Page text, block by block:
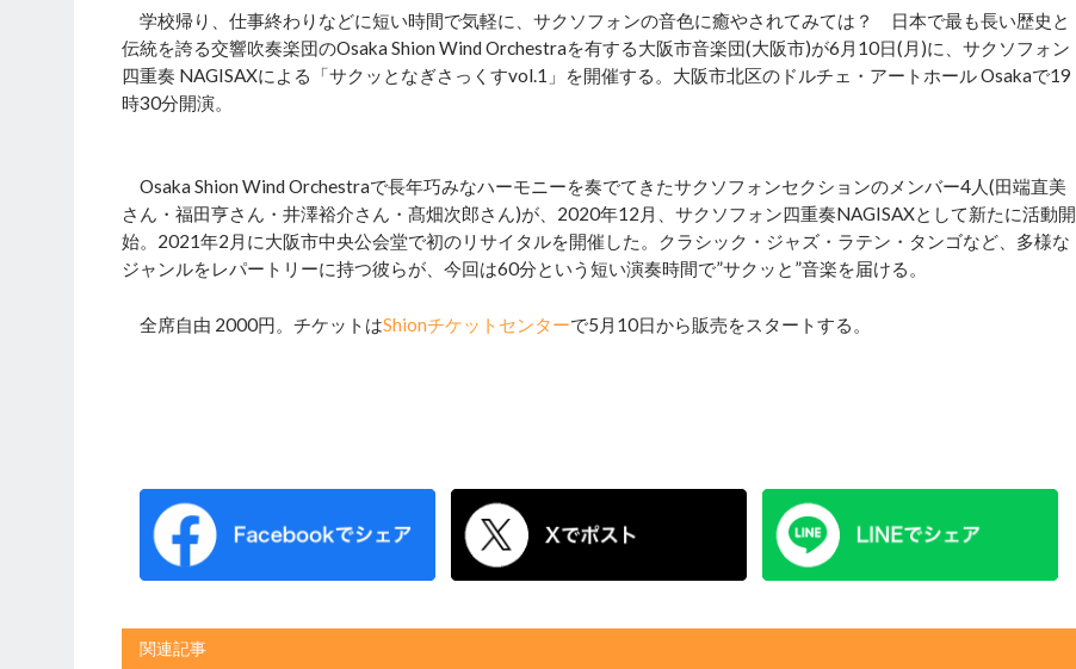
学校帰り、仕事終わりなどに短い時間で気軽に、サクソフォンの音色に癒やされてみては？ 日本で最も長い歴史と
伝統を誇る交響吹奏楽団のOsaka Shion Wind Orchestraを有する大阪市音楽団(大阪市)が6月10日(月)に、サクソフォン
四重奏 NAGISAXによる「サクッとなぎさっくすvol.1」を開催する。大阪市北区のドルチェ・アートホール Osakaで19
時30分開演。
Osaka Shion Wind Orchestraで長年巧みなハーモニーを奏でてきたサクソフォンセクションのメンバー4人(田端直美
さん・福田亨さん・井澤裕介さん・髙畑次郎さん)が、2020年12月、サクソフォン四重奏NAGISAXとして新たに活動開
始。2021年2月に大阪市中央公会堂で初のリサイタルを開催した。クラシック・ジャズ・ラテン・タンゴなど、多様な
ジャンルをレパートリーに持つ彼らが、今回は60分という短い演奏時間で”サクッと”音楽を届ける。
全席自由 2000円。チケットはShionチケットセンターで5月10日から販売をスタートする。
関連記事